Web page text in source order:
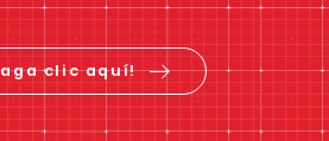
clic aquí!